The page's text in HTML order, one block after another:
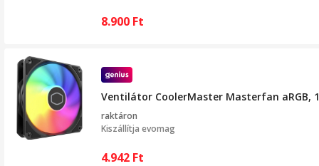
8.900 Ft
Ventilátor CoolerMaster Masterfan aRGB,
raktáron
Kiszállítja evomag
4.942 Ft